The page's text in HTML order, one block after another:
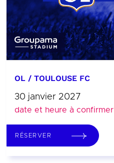
OL / TOULOUSE FC
30 janvier 2027
date et heure à confirmer
RÉSERVER